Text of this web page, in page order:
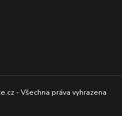
- Všechna práva vyhrazena